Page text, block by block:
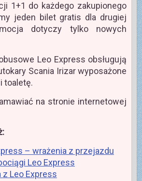
1+1 do każdego zakupionego
jeden bilet gratis dla drugiej
dotyczy tylko nowych
Leo Express obsługują
Scania Irizar wyposażone
toaletę.
na stronie internetowej
– wrażenia z przejazdu
Leo Express
z Leo Express